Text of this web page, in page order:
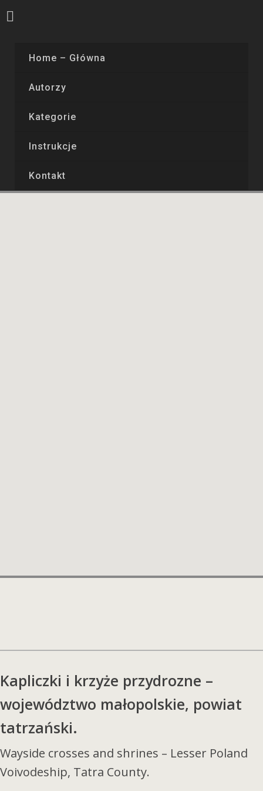
Home – Główna
Autorzy
Kategorie
Instrukcje
Kontakt
Kapliczki i krzyże przydrozne –
województwo małopolskie, powiat
tatrzański.
Wayside crosses and shrines – Lesser Poland
Voivodeship, Tatra County.